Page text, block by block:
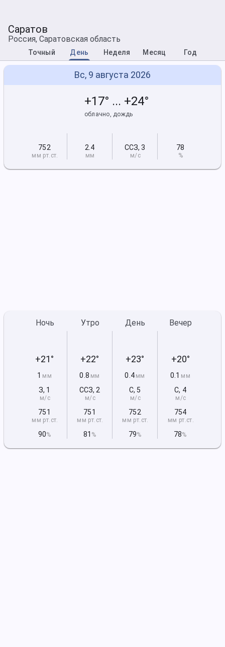
Саратов
Россия, Саратовская область
Точный День Неделя Месяц Год
Вс, 9 августа 2026
+17° ... +24°
облачно, дождь
752
мм рт.ст.
2.4
мм
ССЗ,3
м/с
78
%
Ночь
+21°
1 мм
З, 1
м/с
751
мм рт.ст.
90%
Утро
+22°
0.8 мм
ССЗ, 2
м/с
751
мм рт.ст.
81 %
День
+23°
0.4 мм
С, 5
м/с
752
мм рт.ст.
79%
Вечер
+20°
0.1 мм
С, 4
м/с
754
мм рт.ст.
78%